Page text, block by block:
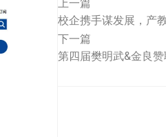
上一篇
校企携手谋发展，产
下一篇
第四届樊明武&金良